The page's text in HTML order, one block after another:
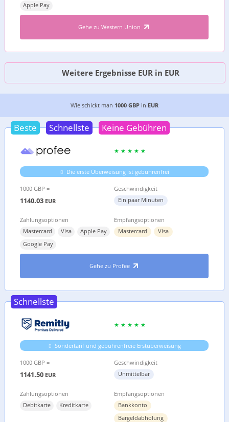
Apple Pay
Gehe zu Western Union
Weitere Ergebnisse EUR in EUR
DIE 7 GÜNSTIGSTEN MÖGLICHKEITEN, GELD
Wie schickt man 1000 GBP in EUR
Beste Schnellste Keine Gebühren
Die erste Überweisung ist gebührenfrei
1000 GBP =
1140.03 EUR
Geschwindigkeit
Ein paar Minuten
Zahlungsoptionen
Mastercard
Visa
Apple Pay
Google Pay
Empfangsoptionen
Mastercard
Visa
Gehe zu Profee
Schnellste
Sondertarif und gebührenfreie Erstüberweisung
1000 GBP =
1141.50 EUR
Geschwindigkeit
Unmittelbar
Zahlungsoptionen
Debitkarte
Kreditkarte
Empfangsoptionen
Bankkonto
Bargeldabholung